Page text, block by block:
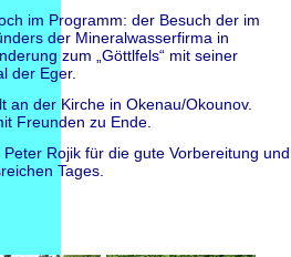
im Programm: der Besuch der im
der Mineralwasserfirma in
zum „Göttlfels“ mit seiner
der Eger.
an der Kirche in Okenau/Okounov.
Freunden zu Ende.
Rojik für die gute Vorbereitung und
Tages.